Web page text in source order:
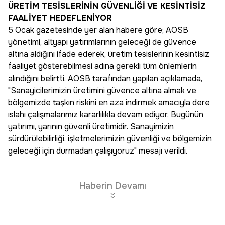
ÜRETİM TESİSLERİNİN GÜVENLİĞİ VE KESİNTİSİZ
FAALİYET HEDEFLENİYOR
5 Ocak gazetesinde yer alan habere göre; AOSB
yönetimi, altyapı yatırımlarının geleceği de güvence
altına aldığını ifade ederek, üretim tesislerinin kesintisiz
faaliyet gösterebilmesi adına gerekli tüm önlemlerin
alındığını belirtti. AOSB tarafından yapılan açıklamada,
"Sanayicilerimizin üretimini güvence altına almak ve
bölgemizde taşkın riskini en aza indirmek amacıyla dere
ıslahı çalışmalarımız kararlılıkla devam ediyor. Bugünün
yatırımı, yarının güvenli üretimidir. Sanayimizin
sürdürülebilirliği, işletmelerimizin güvenliği ve bölgemizin
geleceği için durmadan çalışıyoruz" mesajı verildi.
Haberin Devamı